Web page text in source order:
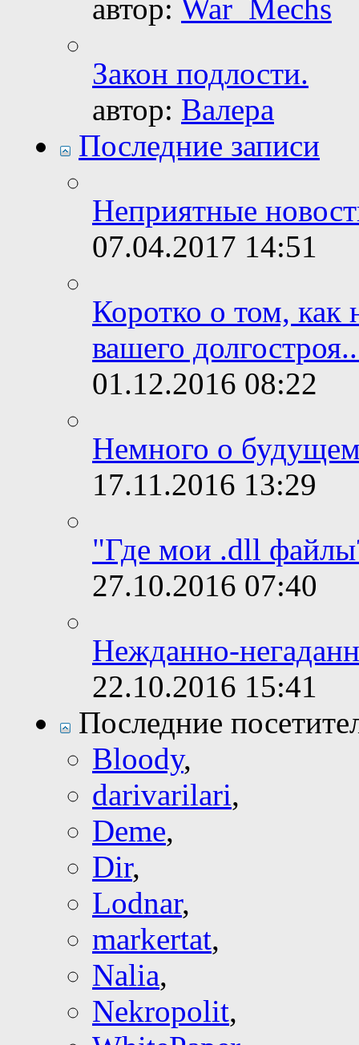
автор: War_Mechs
Закон подлости.
автор: Валера
Последние записи
Неприятные
07.04.2017 14:51
Коротко о том, как
вашего
01.12.2016 08:22
Немного о
17.11.2016 13:29
"Где мои .dll
27.10.2016 07:40
Нежданно-
22.10.2016 15:41
Последние
Bloody,
darivarilari,
Deme,
Dir,
Lodnar,
markertat,
Nalia,
Nekropolit,